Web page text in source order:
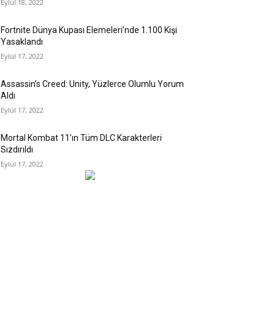
Eylül 18, 2022
Fortnite Dünya Kupası Elemeleri’nde 1.100 Kişi
Yasaklandı
Eylül 17, 2022
Assassin’s Creed: Unity, Yüzlerce Olumlu Yorum
Aldı
Eylül 17, 2022
Mortal Kombat 11’ın Tüm DLC Karakterleri
Sızdırıldı
Eylül 17, 2022